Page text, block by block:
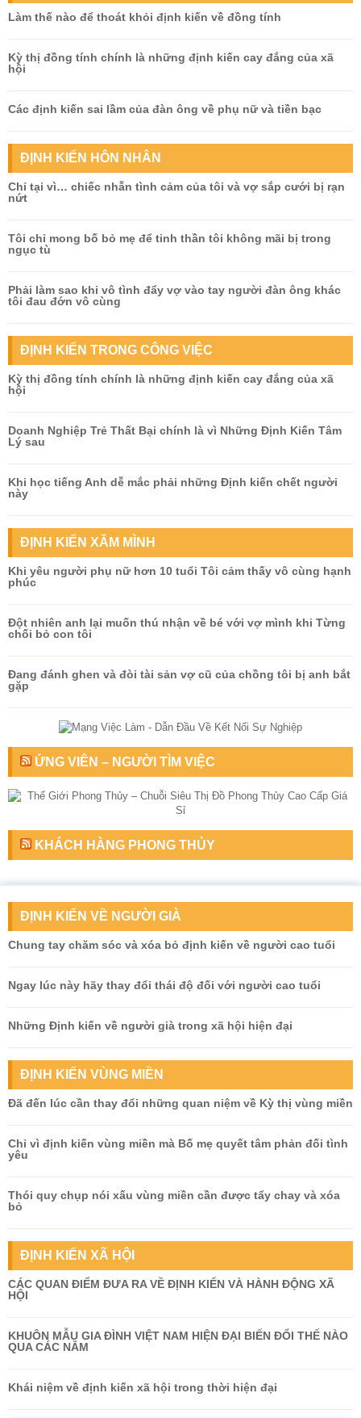
Làm thế nào để thoát khỏi định kiến về đồng tính
Kỳ thị đồng tính chính là những định kiến cay đắng của xã
hội
Các định kiến sai lầm của đàn ông về phụ nữ và tiền bạc
ĐỊNH KIẾN HÔN NHÂN
Chỉ tại vì… chiếc nhẫn tình cảm của tôi và vợ sắp cưới bị rạn
nứt
Tôi chỉ mong bố bỏ mẹ để tinh thần tôi không mãi bị trong
ngục tù
Phải làm sao khi vô tình đẩy vợ vào tay người đàn ông khác
tôi đau đớn vô cùng
ĐỊNH KIẾN TRONG CÔNG VIỆC
Kỳ thị đồng tính chính là những định kiến cay đắng của xã
hội
Doanh Nghiệp Trẻ Thất Bại chính là vì Những Định Kiến Tâm
Lý sau
Khi học tiếng Anh dễ mắc phải những Định kiến chết người
này
ĐỊNH KIẾN XĂM MÌNH
Khi yêu người phụ nữ hơn 10 tuổi Tôi cảm thấy vô cùng hạnh
phúc
Đột nhiên anh lại muốn thú nhận về bé với vợ mình khi Từng
chối bỏ con tôi
Đang đánh ghen và đòi tài sản vợ cũ của chồng tôi bị anh bắt
gặp
ỨNG VIÊN – NGƯỜI TÌM VIỆC
KHÁCH HÀNG PHONG THỦY
ĐỊNH KIẾN VỀ NGƯỜI GIÀ
Chung tay chăm sóc và xóa bỏ định kiến về người cao tuổi
Ngay lúc này hãy thay đổi thái độ đối với người cao tuổi
Những Định kiến về người già trong xã hội hiện đại
ĐỊNH KIẾN VÙNG MIỀN
Đã đến lúc cần thay đổi những quan niệm về Kỳ thị vùng miền
Chỉ vì định kiến vùng miền mà Bố mẹ quyết tâm phản đối tình
yêu
Thói quy chụp nói xấu vùng miền cần được tẩy chay và xóa
bỏ
ĐỊNH KIẾN XÃ HỘI
CÁC QUAN ĐIỂM ĐƯA RA VỀ ĐỊNH KIẾN VÀ HÀNH ĐỘNG XÃ
HỘI
KHUÔN MẪU GIA ĐÌNH VIỆT NAM HIỆN ĐẠI BIẾN ĐỔI THẾ NÀO
QUA CÁC NĂM
Khái niệm về định kiến xã hội trong thời hiện đại